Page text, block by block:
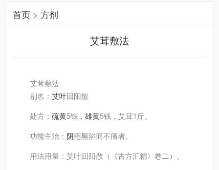
首页 > 方剂
艾茸敷法
艾茸敷法
别名 ： 艾叶回阳散
处方 ： 硫黄5钱， 雄黄5钱，艾茸1斤。
功能主治 ： 阴疮黑陷而不痛者。
用法用量 ：艾叶回阳散（《古方汇精》卷二）。